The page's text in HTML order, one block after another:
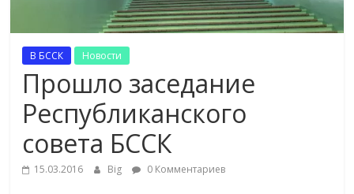
В БССК Новости
Прошло заседание
Республиканского
совета БССК
15.03.2016 Big 0 Комментариев